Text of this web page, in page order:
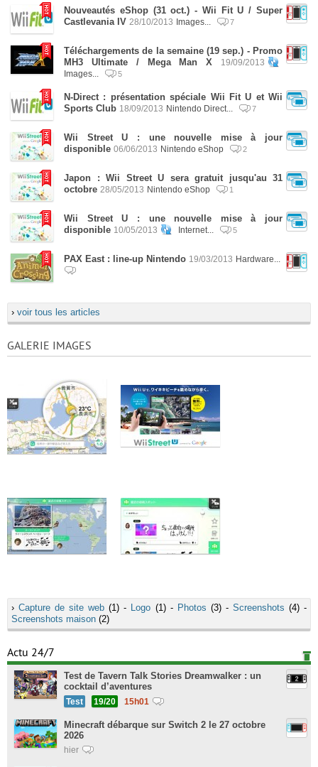
Nouveautés eShop (31 oct.) - Wii Fit U / Super
Castlevania IV 28/10/2013 Images... 7
Téléchargements de la semaine (19 sep.) - Promo
MH3 Ultimate / Mega Man X
19/09/2013
Images...
5
N-Direct : présentation spéciale Wii Fit U et Wii
Sports Club 18/09/2013 Nintendo Direct... 7
Wii Street U : une nouvelle mise à jour
disponible 06/06/2013 Nintendo eShop 2
Japon : Wii Street U sera gratuit jusqu'au 31
octobre 28/05/2013 Nintendo eShop 1
Wii Street U : une nouvelle mise à jour
disponible 10/05/2013 Internet... 5
PAX East : line-up Nintendo 19/03/2013 Hardware...
› voir tous les articles
GALERIE IMAGES
›Capture de site web (1) - Logo (1) - Photos (3) - Screenshots (4) -
Screenshots maison (2)
Actu 24/7
Test de Tavern Talk Stories Dreamwalker : un
cocktail d’aventures
Test 19/20 15h01
Minecraft débarque sur Switch 2 le 27 octobre
2026
hier